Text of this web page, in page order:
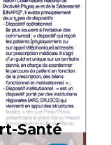
Santé